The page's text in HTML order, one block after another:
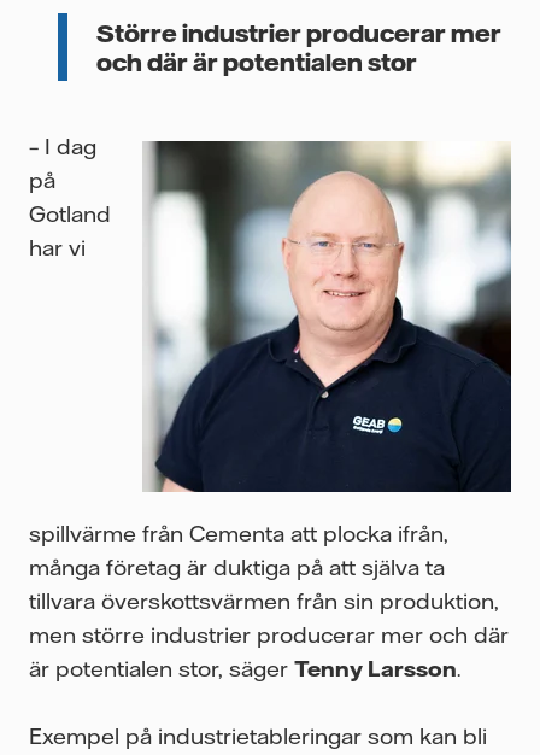
Större industrier producerar mer
och där är potentialen stor
– I dag
på
Gotland
har vi
spillvärme från Cementa att plocka ifrån,
många företag är duktiga på att själva ta
tillvara överskottsvärmen från sin produktion,
men större industrier producerar mer och där
är potentialen stor, säger Tenny Larsson.
Exempel på industrietableringar som kan bli